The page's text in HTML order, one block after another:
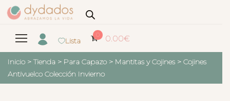
Lista
0 0.00€
Inicio > Tienda > Para Capazo > Mantitas y Cojines > Cojines
Antivuelco Colección Invierno